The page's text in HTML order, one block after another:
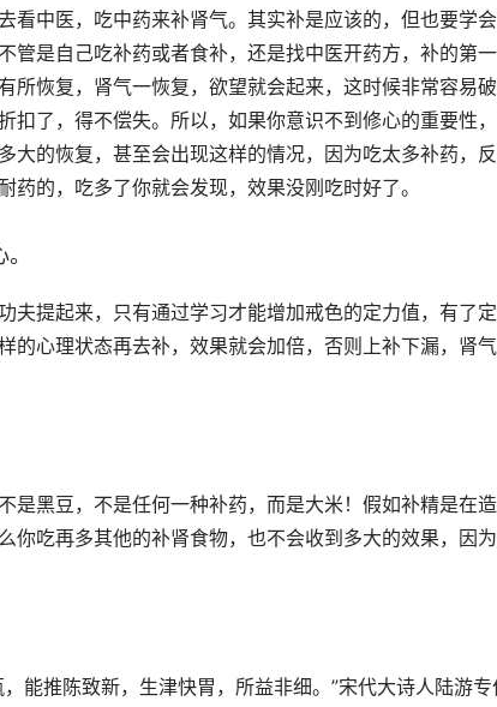
看中医，吃中药来补肾气。其实补是应该的，但也要学
管是自己吃补药或者食补，还是找中医开药方，补的第
所恢复，肾气一恢复，欲望就会起来，这时候非常容易破
扣了，得不偿失。所以，如果你意识不到修心的重要性
大的恢复，甚至会出现这样的情况，因为吃太多补药，
的，吃多了你就会发现，效果没刚吃时好了。
夫提起来，只有通过学习才能增加戒色的定力值，有了定
的心理状态再去补，效果就会加倍，否则上补下漏，肾
是黑豆，不是任何一种补药，而是大米！假如补精是在
你吃再多其他的补肾食物，也不会收到多大的效果，因
能推陈致新，生津快胃，所益非细。”宋代大诗人陆游专